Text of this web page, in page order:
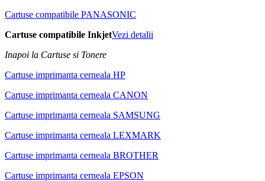
Cartuse compatibile PANASONIC
Cartuse compatibile InkjetVezi detalii
Inapoi la Cartuse si Tonere
Cartuse imprimanta cerneala HP
Cartuse imprimanta cerneala CANON
Cartuse imprimanta cerneala SAMSUNG
Cartuse imprimanta cerneala LEXMARK
Cartuse imprimanta cerneala BROTHER
Cartuse imprimanta cerneala EPSON